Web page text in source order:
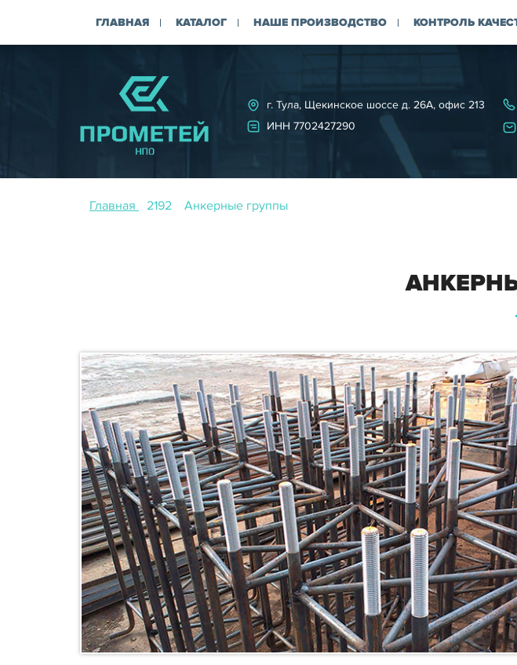
ГЛАВНАЯ КАТАЛОГ НАШЕ ПРОИЗВОДСТВО КОНТРОЛЬ
г. Тула, Щекинское шоссе д. 26А, офис 213
ИНН 7702427290
Главная Анкерные группы